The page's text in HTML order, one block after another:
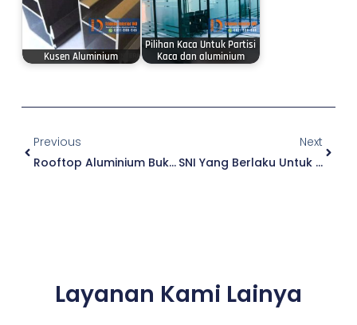
Kusen Aluminium
Pilihan Kaca Untuk Partisi
Kaca dan aluminium
Previous
Rooftop Aluminium Buka Tutup Premium
Next
SNI Yang Berlaku Untuk Kaca Bangunan
Layanan Kami Lainya